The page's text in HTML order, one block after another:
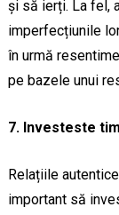
și să ierți. La fel,
imperfecțiunile
în urmă
pe bazele unui
7. Investeste
Relațiile
important să